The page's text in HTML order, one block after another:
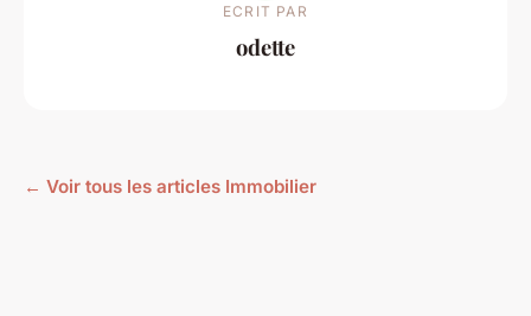
ECRIT PAR
odette
← Voir tous les articles Immobilier